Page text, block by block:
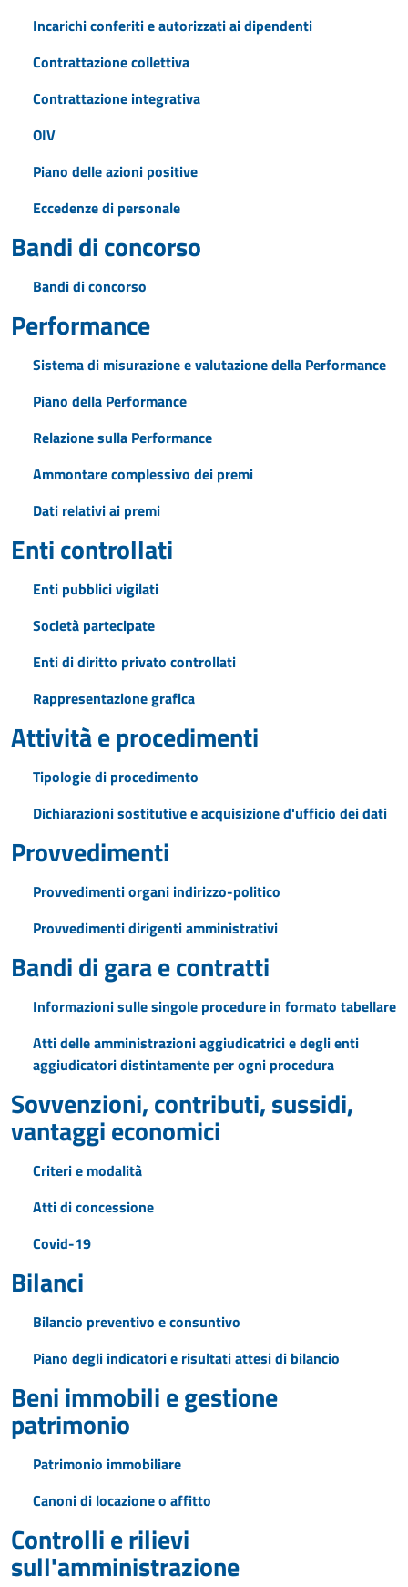
Incarichi conferiti e autorizzati ai dipendenti
Contrattazione collettiva
Contrattazione integrativa
OIV
Piano delle azioni positive
Eccedenze di personale
Bandi di concorso
Bandi di concorso
Performance
Sistema di misurazione e valutazione della Performance
Piano della Performance
Relazione sulla Performance
Ammontare complessivo dei premi
Dati relativi ai premi
Enti controllati
Enti pubblici vigilati
Società partecipate
Enti di diritto privato controllati
Rappresentazione grafica
Attività e procedimenti
Tipologie di procedimento
Dichiarazioni sostitutive e acquisizione d'ufficio dei dati
Provvedimenti
Provvedimenti organi indirizzo-politico
Provvedimenti dirigenti amministrativi
Bandi di gara e contratti
Informazioni sulle singole procedure in formato tabellare
Atti delle amministrazioni aggiudicatrici e degli enti
aggiudicatori distintamente per ogni procedura
Sovvenzioni, contributi, sussidi,
vantaggi economici
Criteri e modalità
Atti di concessione
Covid-19
Bilanci
Bilancio preventivo e consuntivo
Piano degli indicatori e risultati attesi di bilancio
Beni immobili e gestione
patrimonio
Patrimonio immobiliare
Canoni di locazione o affitto
Controlli e rilievi
sull'amministrazione